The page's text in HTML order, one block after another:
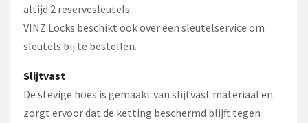
altijd 2 reservesleutels.
VINZ Locks beschikt ook over een sleutelservice om
sleutels bij te bestellen.
Slijtvast
De stevige hoes is gemaakt van slijtvast materiaal en
zorgt ervoor dat de ketting beschermd blijft tegen